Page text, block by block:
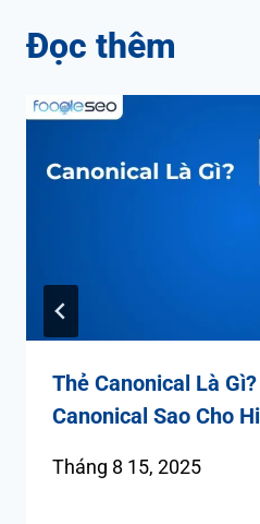
Đọc thêm
Thẻ Canonical Là
Canonical Sao Cho
Tháng 8 15, 2025